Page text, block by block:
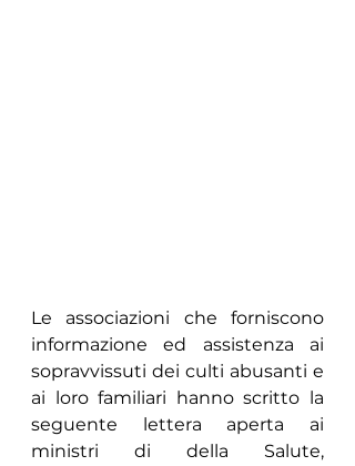
Le associazioni che forniscono
informazione ed assistenza ai
sopravvissuti dei culti abusanti e
ai loro familiari hanno scritto la
seguente lettera aperta ai
ministri di della Salute,